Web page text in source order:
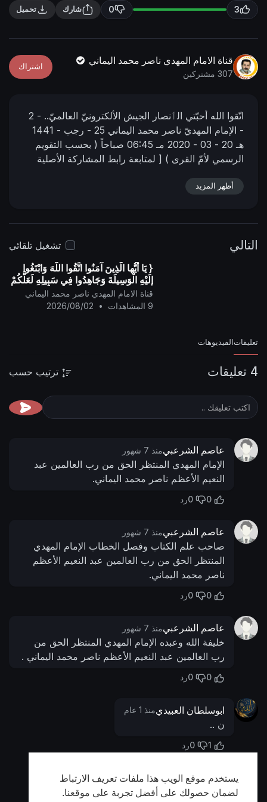
يستخدم موقع الويب هذا ملفات تعريف الارتباط
لضمان حصولك على أفضل تجربة على موقعنا.
s
f
l
s
3
0 شارك تحميل
قناة الامام المهدي ناصر محمد اليماني
307 مشتركين
اشتراك
اتّقوا الله أحبّتي الٲنصار الجيش الألكترونيّ العالميّ..
- 2
- الإمام المهديّ ناصر محمد اليماني
25 - رجب - 1441
هـ 20 - 03 - 2020 مـ 06:45 صباحاً
( بحسب التقويم
الرسمي لأمّ القرى ) [ لمتابعة رابط المشاركة الأصلية
https://www.mahdialumma.net/sh....owthread.ph
أظهر المزيد
التالي
تشغيل تلقائي
{ يَا أيُّها الَّذِينَ آمَنُوا اتَّقُوا اللَّهَ وَابْتَغُوا
إِلَيْهِ الْوَسِيلَةَ وَجَاهِدُوا فِي سَبِيلِهِ لَعَلَّكُمْ
تُفْلِحُونَ }
قناة الامام المهدي ناصر محمد اليماني
9 المشاهدات
•
2026/08/02
تعليقات الفيديوهات
4 تعليقات ترتيب حسب
عاصم الشرعبيمنذ 7 شهور
الإمام المهدي المنتظر الحق من رب العالمين عبد
النعيم الأعظم ناصر محمد اليماني.
0
0رد
عاصم الشرعبيمنذ 7 شهور
صاحب علم الكتاب وفصل الخطاب الإمام المهدي
المنتظر الحق من رب العالمين عبد النعيم الأعظم
ناصر محمد اليماني.
0
0رد
عاصم الشرعبيمنذ 7 شهور
خليفة الله وعبده الإمام المهدي المنتظر الحق من
رب العالمين عبد النعيم الأعظم ناصر محمد اليماني .
0
0رد
ابوسلطان العبيديمنذ 1 عام
ن ..
1
0رد
أظهر المزيد